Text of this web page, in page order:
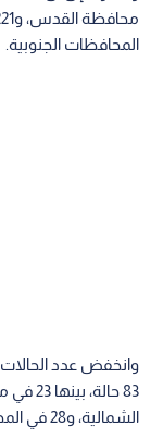
المحافظات الجنوبية.
وانخفض عدد الحالات
الشمالية، و28 في المحافظات الجنوبية.